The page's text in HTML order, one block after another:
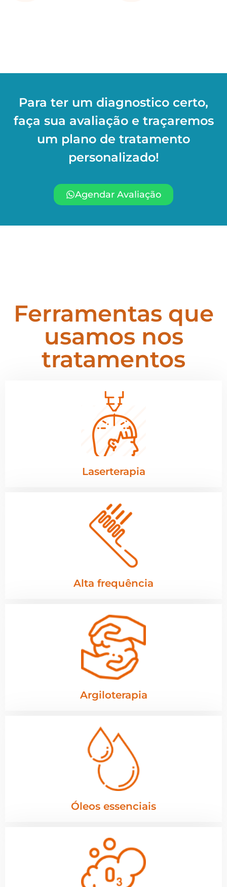
Para ter um diagnostico certo,
faça sua avaliação e traçaremos
um plano de tratamento
personalizado!
Agendar Avaliação
Ferramentas que
usamos nos
tratamentos
Laserterapia
Alta frequência
Argiloterapia
Óleos essenciais